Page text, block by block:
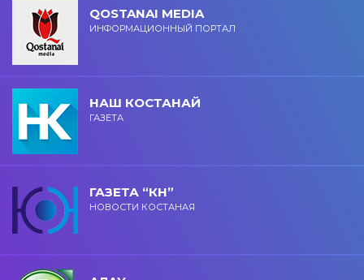
QOSTANAI MEDIA
ИНФОРМАЦИОННЫЙ ПОРТАЛ
НАШ КОСТАНАЙ
ГАЗЕТА
ГАЗЕТА “КН”
НОВОСТИ КОСТАНАЯ